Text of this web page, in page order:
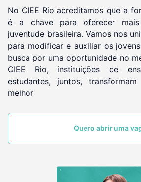
No CIEE Rio acreditamos que a
é a chave para oferecer mais
juventude brasileira. Vamos nos
para modificar e auxiliar os
busca por uma oportunidade no
CIEE Rio, instituições de
estudantes, juntos,
melhor
Quero abrir uma